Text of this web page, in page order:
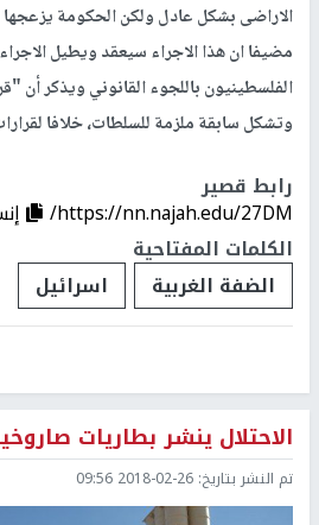
الاراضى بشكل عادل ولكن الحكومة يزعجها
مضيفا ان هذا الاجراء سيعقد ويطيل
الفلسطينيون باللجوء القانوني ويذكر أن
وتشكل سابقة ملزمة للسلطات، خلافا
رابط قصير
https://nn.najah.edu/27DM/
الكلمات المفتاحية
الضفة الغربية
اسرائيل
الاحتلال ينشر بطاريات
تم النشر بتاريخ: 2018-02-26 09:56